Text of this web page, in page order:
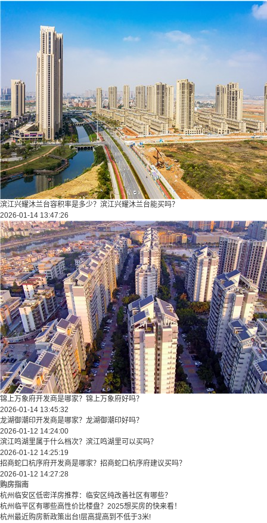
滨江兴耀沐兰台容积率是多少？滨江兴耀沐兰台能买吗？
2026-01-14 13:47:26
锦上万象府开发商是哪家？锦上万象府好吗？
2026-01-14 13:45:32
龙湖御潮印开发商是哪家？龙湖御潮印好吗？
2026-01-12 14:24:00
滨江鸣湖里属于什么档次？滨江鸣湖里可以买吗？
2026-01-12 14:25:19
招商蛇口杭序府开发商是哪家？招商蛇口杭序府建议买吗？
2026-01-12 14:27:28
购房指南
杭州临安区低密洋房推荐：临安区纯改善社区有哪些？
​​杭州临平区有哪些高性价比楼盘？2025想买房的快来看！​
杭州最近购房新政策出台!层高提高到不低于3米!